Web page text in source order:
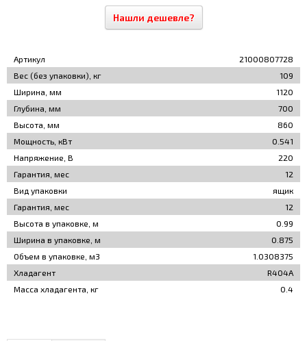
Нашли дешевле?
Артикул
21000807728
Вес (без упаковки), кг
109
Ширина, мм
1120
Глубина, мм
700
Высота, мм
860
Мощность, кВт
0.541
Напряжение, В
220
Гарантия, мес
12
Вид упаковки
ящик
Гарантия, мес
12
Высота в упаковке, м
0.99
Ширина в упаковке, м
0.875
Объем в упаковке, м3
1.0308375
Хладагент
R404A
Масса хладагента, кг
0.4